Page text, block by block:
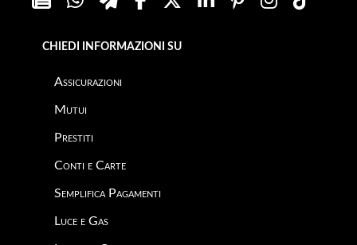
CHIEDI INFORMAZIONI SU
Assicurazioni
Mutui
Prestiti
Conti e Carte
Semplifica Pagamenti
Luce e Gas